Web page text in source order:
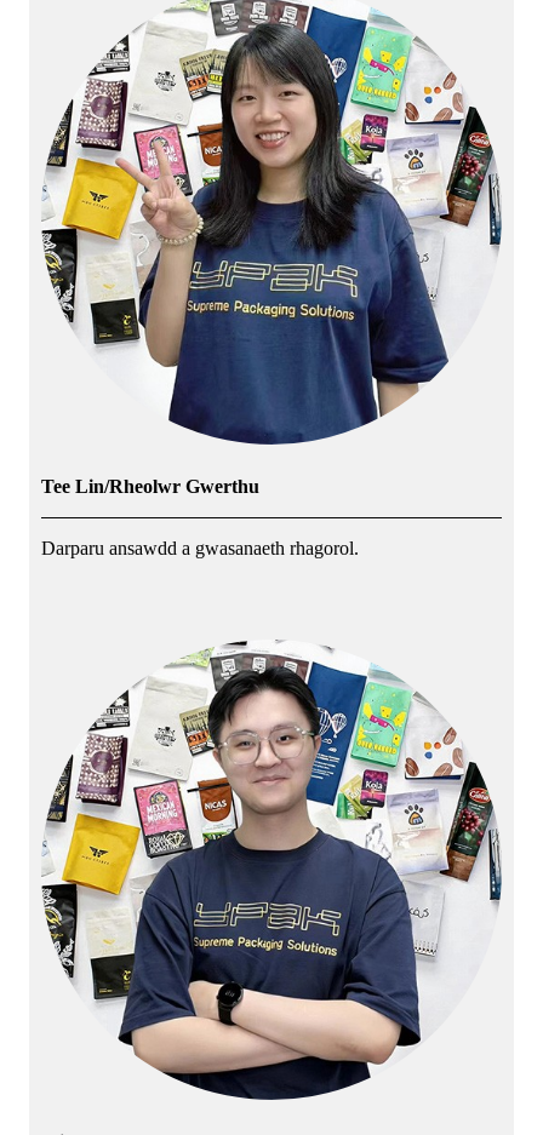
Tee Lin/Rheolwr Gwerthu
Darparu ansawdd a gwasanaeth rhagorol.